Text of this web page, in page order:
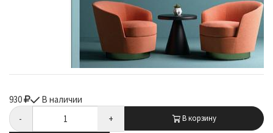
930
В наличии
-
+ В корзину